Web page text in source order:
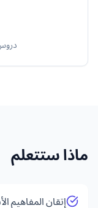
ماذا ستتعلم
إتقان المفاهيم